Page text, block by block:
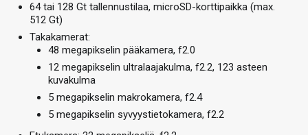
64 tai 128 Gt tallennustilaa, microSD-korttipaikka (max.
512 Gt)
Takakamerat:
48 megapikselin pääkamera, f2.0
12 megapikselin ultralaajakulma, f2.2, 123 asteen
kuvakulma
5 megapikselin makrokamera, f2.4
5 megapikselin syvyystietokamera, f2.2